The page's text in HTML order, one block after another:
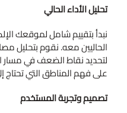
تحليل الأداء الحالي
نبدأ بتقييم شامل لموقعك
الحاليين معه. نقوم بتحليل
لتحديد نقاط الضعف في مسار
على فهم المناطق التي تحتاج
تصميم وتجربة المستخدم